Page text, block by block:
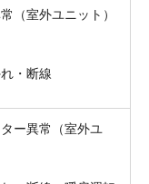
（室外ユニット）
・断線
ー異常（室外ユ
り依頼